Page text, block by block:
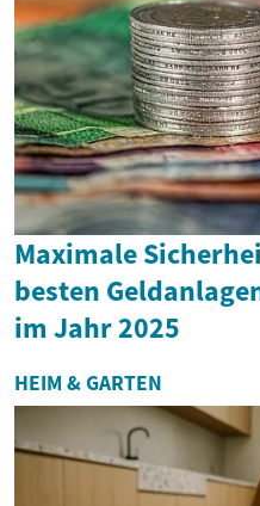
Maximale
besten
im Jahr 2025
HEIM & GARTEN